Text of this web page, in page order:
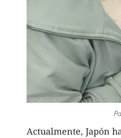
Actualmente, Japón